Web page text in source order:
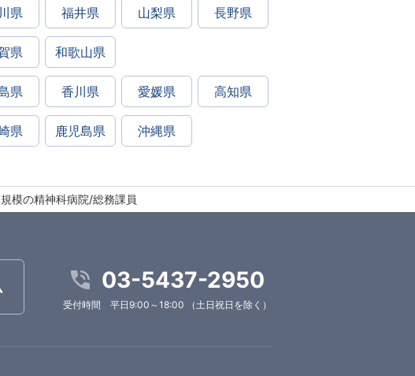
県 福井県 山梨県 長野県
県 和歌山県
県 香川県 愛媛県 高知県
県 鹿児島県 沖縄県
模の精神科病院/総務課員
03-5437-2950
受付時間 平日9:00～18:00 （土日祝日を除く）